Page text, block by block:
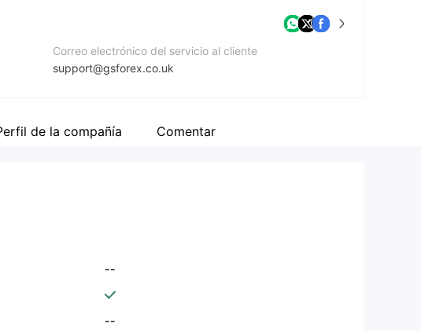
Correo electrónico del servicio al cliente
support@gsforex.co.uk
Página Web de la compañía
de la compañía Comentar
--
--